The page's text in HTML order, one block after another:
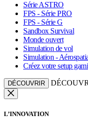
Série ASTRO
FPS - Série PRO
FPS - Série G
Sandbox Survival
Monde ouvert
Simulation de vol
Simulation -
Créez votre setup
DÉCOUVRIR
L’INNOVATION